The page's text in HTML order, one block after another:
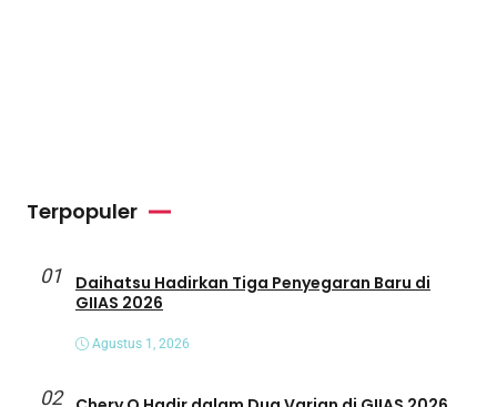
Terpopuler
01
Daihatsu Hadirkan Tiga Penyegaran Baru di
GIIAS 2026
Agustus 1, 2026
02